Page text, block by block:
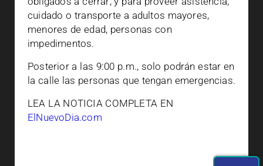
cuidado o transporte a adultos mayores,
menores de edad, personas con
impedimentos.
Posterior a las 9:00 p.m., solo podrán estar en
la calle las personas que tengan emergencias.
LEA LA NOTICIA COMPLETA EN
ElNuevoDia.com